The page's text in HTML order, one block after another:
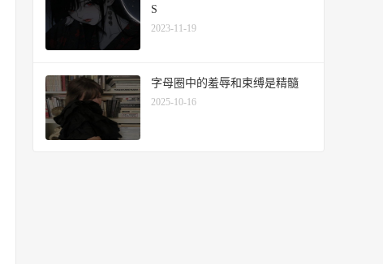
S
2023-11-19
​字母圈中的羞辱和束缚是精髓
2025-10-16